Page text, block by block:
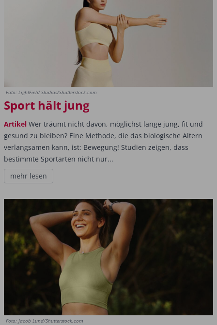
Foto: LightField Studios/Shutterstock.com
Sport hält jung
Artikel Wer träumt nicht davon, möglichst lange jung, fit und
gesund zu bleiben? Eine Methode, die das biologische Altern
verlangsamen kann, ist: Bewegung! Studien zeigen, dass
bestimmte Sportarten nicht nur...
mehr lesen
Foto: Jacob Lund/Shutterstock.com